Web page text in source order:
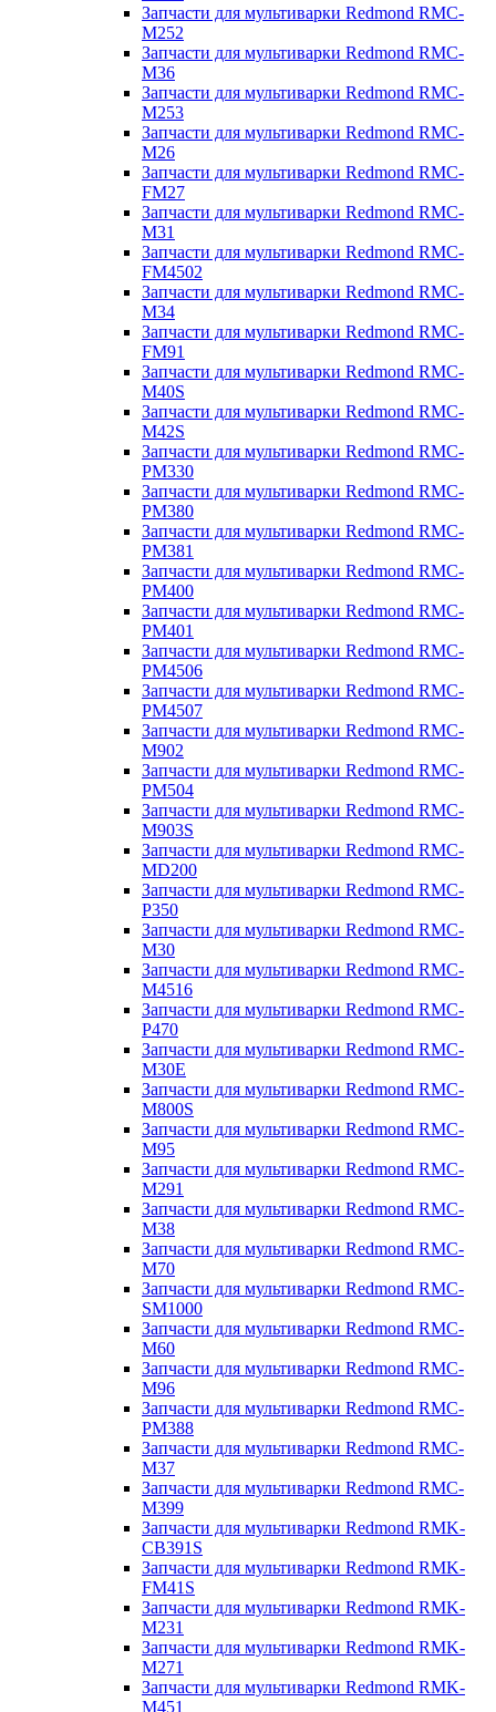
Запчасти для мультиварки Redmond RMC-
M252
Запчасти для мультиварки Redmond RMC-
M36
Запчасти для мультиварки Redmond RMC-
M253
Запчасти для мультиварки Redmond RMC-
M26
Запчасти для мультиварки Redmond RMC-
FM27
Запчасти для мультиварки Redmond RMC-
M31
Запчасти для мультиварки Redmond RMC-
FM4502
Запчасти для мультиварки Redmond RMC-
M34
Запчасти для мультиварки Redmond RMC-
FM91
Запчасти для мультиварки Redmond RMC-
M40S
Запчасти для мультиварки Redmond RMC-
M42S
Запчасти для мультиварки Redmond RMC-
PM330
Запчасти для мультиварки Redmond RMC-
PM380
Запчасти для мультиварки Redmond RMC-
PM381
Запчасти для мультиварки Redmond RMC-
PM400
Запчасти для мультиварки Redmond RMC-
PM401
Запчасти для мультиварки Redmond RMC-
PM4506
Запчасти для мультиварки Redmond RMC-
PM4507
Запчасти для мультиварки Redmond RMC-
M902
Запчасти для мультиварки Redmond RMC-
PM504
Запчасти для мультиварки Redmond RMC-
M903S
Запчасти для мультиварки Redmond RMC-
MD200
Запчасти для мультиварки Redmond RMC-
P350
Запчасти для мультиварки Redmond RMC-
M30
Запчасти для мультиварки Redmond RMC-
M4516
Запчасти для мультиварки Redmond RMC-
P470
Запчасти для мультиварки Redmond RMC-
M30E
Запчасти для мультиварки Redmond RMC-
M800S
Запчасти для мультиварки Redmond RMC-
M95
Запчасти для мультиварки Redmond RMC-
M291
Запчасти для мультиварки Redmond RMC-
M38
Запчасти для мультиварки Redmond RMC-
M70
Запчасти для мультиварки Redmond RMC-
SM1000
Запчасти для мультиварки Redmond RMC-
M60
Запчасти для мультиварки Redmond RMC-
M96
Запчасти для мультиварки Redmond RMC-
PM388
Запчасти для мультиварки Redmond RMC-
M37
Запчасти для мультиварки Redmond RMC-
M399
Запчасти для мультиварки Redmond RMK-
CB391S
Запчасти для мультиварки Redmond RMK-
FM41S
Запчасти для мультиварки Redmond RMK-
M231
Запчасти для мультиварки Redmond RMK-
M271
Запчасти для мультиварки Redmond RMK-
M451